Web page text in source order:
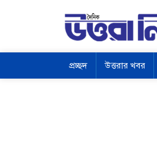
প্রচ্ছদ উত্তরার খবর